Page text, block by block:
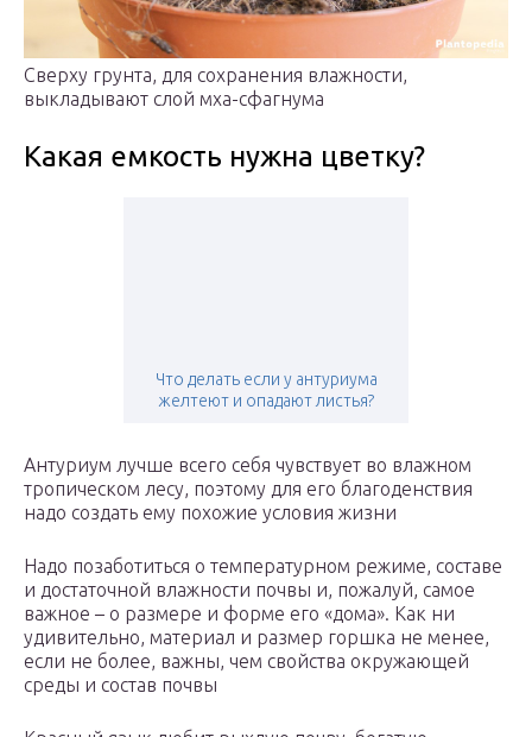
Сверху грунта, для сохранения влажности,
выкладывают слой мха-сфагнума
Какая емкость нужна цветку?
Что делать если у антуриума
желтеют и опадают листья?
Антуриум лучше всего себя чувствует во влажном
тропическом лесу, поэтому для его благоденствия
надо создать ему похожие условия жизни
Надо позаботиться о температурном режиме, составе
и достаточной влажности почвы и, пожалуй, самое
важное – о размере и форме его «дома». Как ни
удивительно, материал и размер горшка не менее,
если не более, важны, чем свойства окружающей
среды и состав почвы